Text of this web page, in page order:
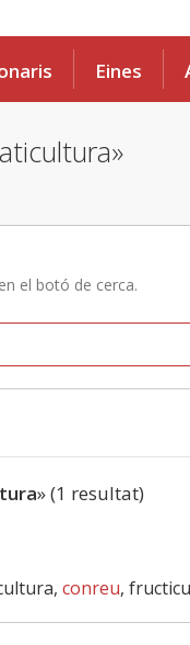
Eines
el botó de cerca.
» (1 resultat)
conreu,